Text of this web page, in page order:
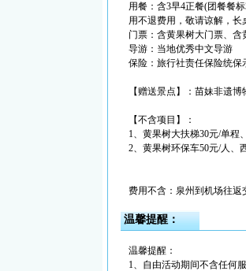
用餐：含3早4正餐(团餐餐
用不退费用，敬请谅解，
门票：含黄果树大门票、
导游：当地优秀中文导游
保险：旅行社责任保险统保
【赠送景点】：苗妹非遗
【不含项目】：
1、黄果树大扶梯30元/单程
2、黄果树环保车50元/人、
费用不含：泉州到机场往返
温馨提醒：
温馨提醒：
1、自由活动期间不含任何